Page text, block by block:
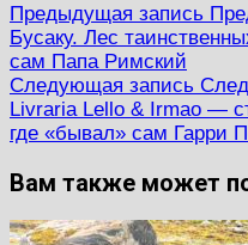
Предыдущая запись
Бусаку. Лес
сам Папа Римский
Следующая запись
Livraria Lello & Irmao —
где «бывал» сам Гарри
Вам также может